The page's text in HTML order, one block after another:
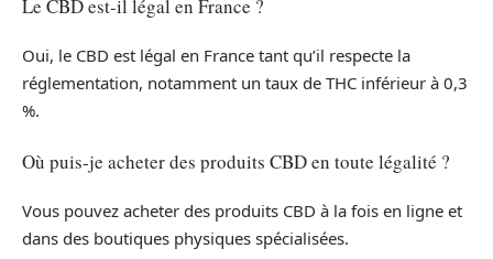
Le CBD est-il légal en France ?
Oui, le CBD est légal en France tant qu’il respecte la
réglementation, notamment un taux de THC inférieur à 0,3
%.
Où puis-je acheter des produits CBD en toute légalité ?
Vous pouvez acheter des produits CBD à la fois en ligne et
dans des boutiques physiques spécialisées.